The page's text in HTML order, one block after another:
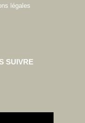
légales
SUIVRE